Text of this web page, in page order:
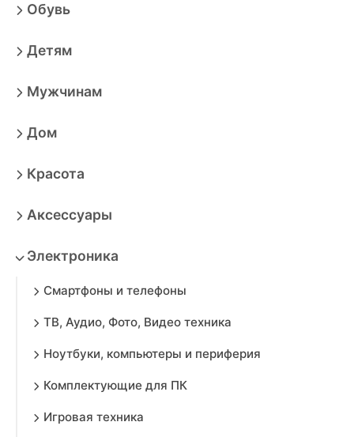
Обувь
Детям
Мужчинам
Дом
Красота
Аксессуары
Электроника
Смартфоны и телефоны
ТВ, Аудио, Фото, Видео техника
Ноутбуки, компьютеры и периферия
Комплектующие для ПК
Игровая техника